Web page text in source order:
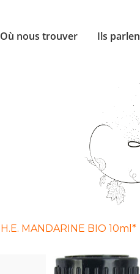
Où nous trouver Ils
H.E. MANDARINE BIO 10ml*